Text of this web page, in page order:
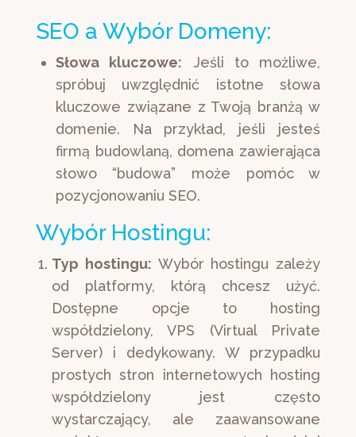
SEO a Wybór Domeny:
Słowa kluczowe: Jeśli to możliwe,
spróbuj uwzględnić istotne słowa
kluczowe związane z Twoją branżą w
domenie. Na przykład, jeśli jesteś
firmą budowlaną, domena zawierająca
słowo “budowa” może pomóc w
pozycjonowaniu SEO.
Wybór Hostingu:
Typ hostingu: Wybór hostingu zależy
od platformy, którą chcesz użyć.
Dostępne opcje to hosting
współdzielony, VPS (Virtual Private
Server) i dedykowany. W przypadku
prostych stron internetowych hosting
współdzielony jest często
wystarczający, ale zaawansowane